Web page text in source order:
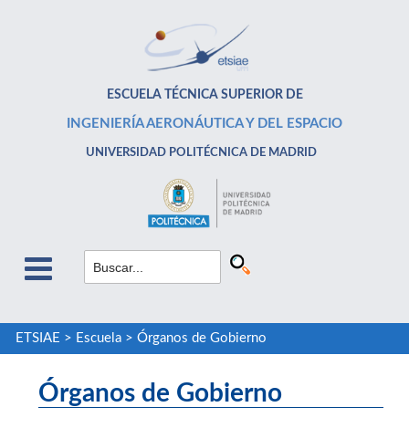
ESCUELA TÉCNICA SUPERIOR DE
INGENIERÍA AERONÁUTICA Y DEL ESPACIO
UNIVERSIDAD POLITÉCNICA DE MADRID
ETSIAE > Escuela> Órganos de Gobierno
Órganos de Gobierno